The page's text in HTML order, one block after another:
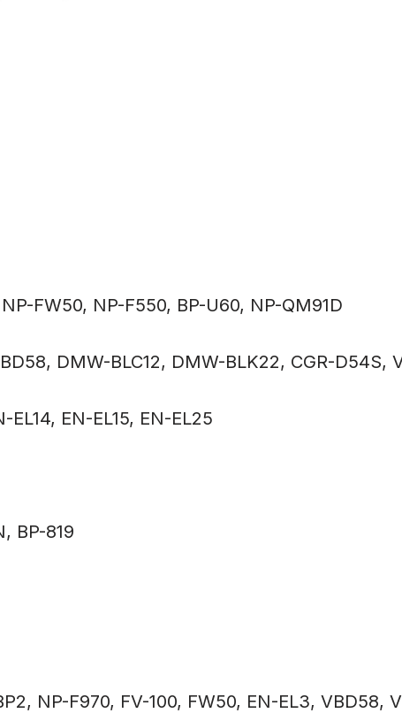
FW50, NP-F550, BP-U60, NP-QM91D
DMW-BLC12, DMW-BLK22, CGR-D54S,
EL14, EN-EL15, EN-EL25
BP-819
NP-F970, FV-100, FW50, EN-EL3, VBD58,